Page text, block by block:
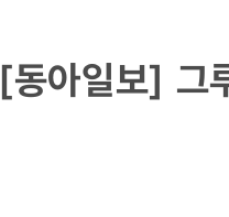
[동아일보]
[동아일보] 그